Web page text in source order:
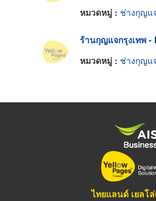
หมวดหมู่ : ช่างกุญแ
ร้านกุญแจกรุงเทพ -
หมวดหมู่ : ช่างกุญแ
ไทยแลนด์ เยลโล่